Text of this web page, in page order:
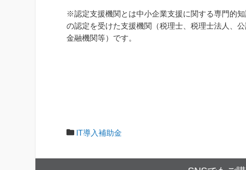
※認定支援機関とは中小企業支援に関する専門的
の認定を受けた支援機関（税理士、税理士法人、
金融機関等）です。
IT導入補助金